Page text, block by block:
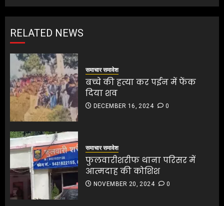
RELATED NEWS
समाचार समावेश
बच्चे की हत्या कर पईन में फेंक
दिया शव
DECEMBER 16, 2024 0
समाचार समावेश
फुलवारीशरीफ थाना परिसर में
आत्मदाह की कोशिश
NOVEMBER 20, 2024 0